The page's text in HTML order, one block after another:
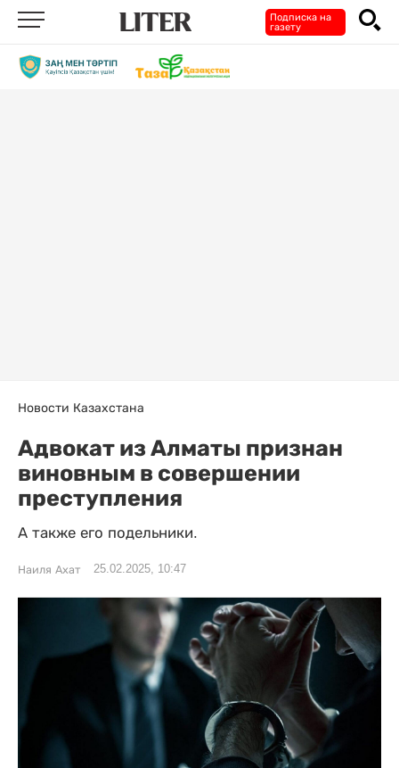
Подписка на
газету
Новости Казахстана
Адвокат из Алматы признан
виновным в совершении
преступления
А также его подельники.
Наиля Ахат 25.02.2025, 10:47